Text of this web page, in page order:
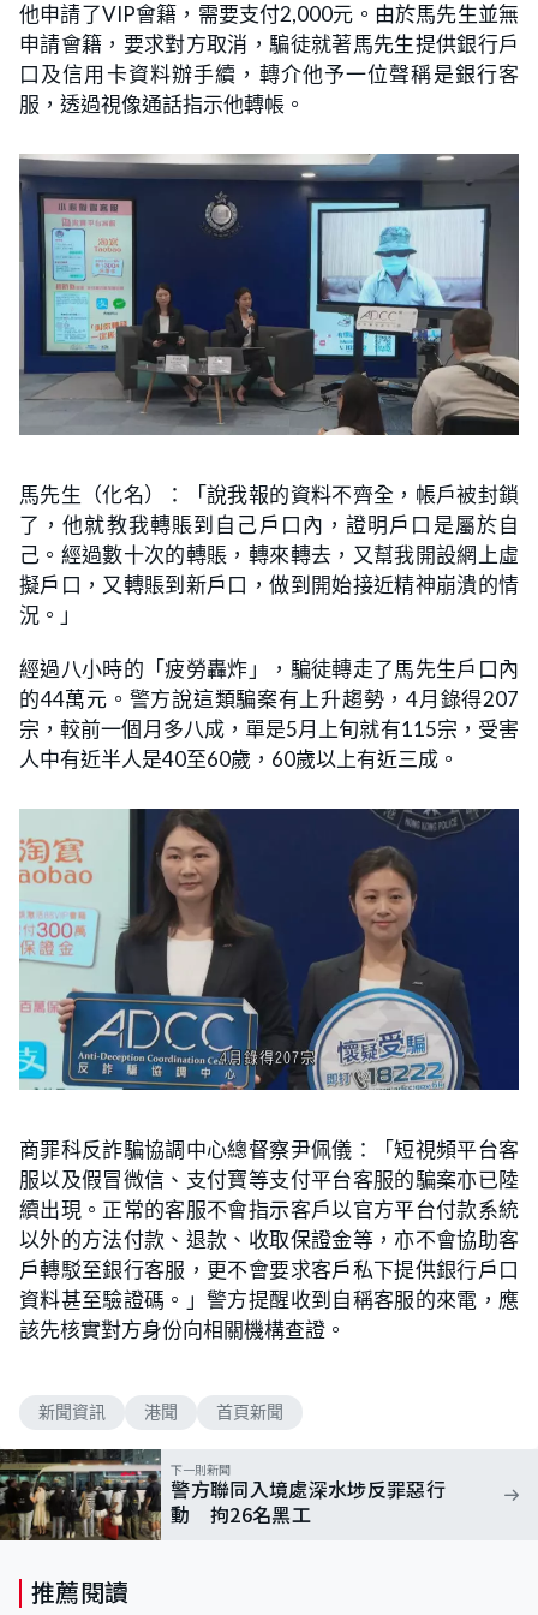
他申請了VIP會籍，需要支付2,000元。由於馬先生並無
申請會籍，要求對方取消，騙徒就著馬先生提供銀行戶
口及信用卡資料辦手續，轉介他予一位聲稱是銀行客
服，透過視像通話指示他轉帳。
馬先生（化名）：「說我報的資料不齊全，帳戶被封鎖
了，他就教我轉賬到自己戶口內，證明戶口是屬於自
己。經過數十次的轉賬，轉來轉去，又幫我開設網上虛
擬戶口，又轉賬到新戶口，做到開始接近精神崩潰的情
況。」
經過八小時的「疲勞轟炸」，騙徒轉走了馬先生戶口內
的44萬元。警方說這類騙案有上升趨勢，4月錄得207
宗，較前一個月多八成，單是5月上旬就有115宗，受害
人中有近半人是40至60歲，60歲以上有近三成。
商罪科反詐騙協調中心總督察尹佩儀：「短視頻平台客
服以及假冒微信、支付寶等支付平台客服的騙案亦已陸
續出現。正常的客服不會指示客戶以官方平台付款系統
以外的方法付款、退款、收取保證金等，亦不會協助客
戶轉駁至銀行客服，更不會要求客戶私下提供銀行戶口
資料甚至驗證碼。」警方提醒收到自稱客服的來電，應
該先核實對方身份向相關機構查證。
新聞資訊 港聞 首頁新聞
下一則新聞
警方聯同入境處深水埗反罪惡行
動 拘26名黑工
推薦閱讀